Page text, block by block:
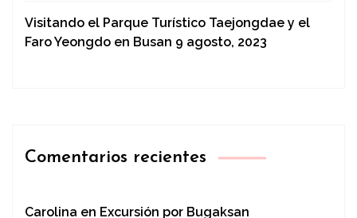
Visitando el Parque Turístico Taejongdae y el
Faro Yeongdo en Busan 9 agosto, 2023
Comentarios recientes
Carolina en Excursión por Bugaksan